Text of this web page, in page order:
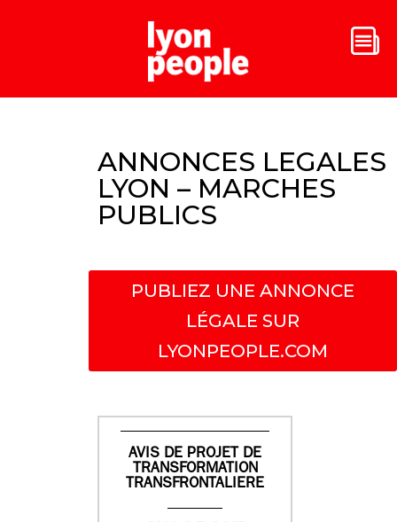
ANNONCES LEGALES
LYON – MARCHES
PUBLICS
PUBLIEZ UNE ANNONCE
LÉGALE SUR
LYONPEOPLE.COM
AVIS DE PROJET DE
TRANSFORMATION
TRANSFRONTALIERE